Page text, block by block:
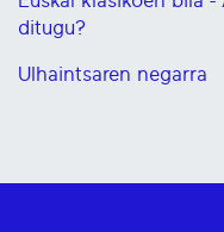
ditugu?
Ulhaintsaren negarra